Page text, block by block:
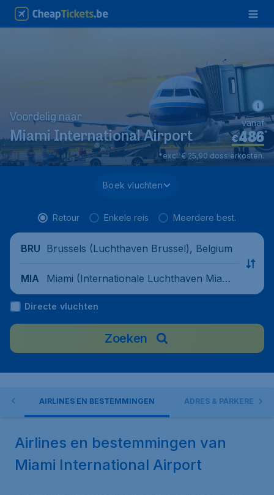
Voordelig naar
Miami International Airport €486*
vanaf
*excl. € 25,90 dossierkosten.
Boek vluchten
Retour Enkele reis Meerdere best.
BRU Brussels (Luchthaven Brussel), Belgium
MIA
Miami (Internationale Luchthaven Miam
i), United States
Directe vluchten
Zoeken
AIRLINES EN BESTEMMINGEN ADRES & PARKEREN
Airlines en bestemmingen van
Miami International Airport